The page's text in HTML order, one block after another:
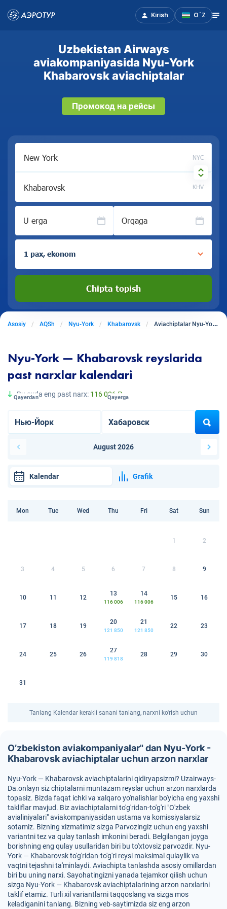
Kirish O`Z
Uzbekistan Airways
aviakompaniyasida Nyu-York
Khabarovsk aviachiptalar
Промокод на рейсы
NYC
KHV
U erga Orqaga
1 pax, ekonom
Chipta topish
Asosiy AQSh Nyu-York Khabarovsk Aviachiptalar Nyu-Yorkdan Khabarovskga
Nyu-York — Khabarovsk reyslarida
past narxlar kalendari
Bu oyda eng past narx: 116 006 ₽
Qayerdan Qayerga
August 2026
Kalendar Grafik
Mon Tue Wed Thu Fri Sat Sun
1 2
3 4 5 6 7 8 9
10 11 12
13
116 006
14
116 006
15 16
17 18 19
20
121 850
21
121 850
22 23
24 25 26
27
119 818
28 29 30
31
Tanlang Kalendar kerakli sanani tanlang, narxni ko'rish uchun
O’zbekiston aviakompaniyalar" dan Nyu-York -
Khabarovsk aviachiptalar uchun arzon narxlar
Nyu-York — Khabarovsk aviachiptalarini qidiryapsizmi? Uzairways-
Da.onlayn siz chiptalarni muntazam reyslar uchun arzon narxlarda
topasiz. Bizda faqat ichki va xalqaro yo'nalishlar bo'yicha eng yaxshi
takliflar mavjud. Biz aviachiptalarni to'g'ridan-to'g'ri "O'zbek
avialiniyalari" aviakompaniyasidan ustama va komissiyalarsiz
sotamiz. Bizning xizmatimiz sizga Parvozingiz uchun eng yaxshi
variantni tez va qulay tanlash imkonini beradi. Belgilangan joyga
borishning eng qulay usullaridan biri bu to'xtovsiz parvozdir. Nyu-
York — Khabarovsk to'g'ridan-to'g'ri reysi maksimal qulaylik va
vaqtni tejashni ta'minlaydi. Aviachipta tanlashda asosiy omillardan
biri bu uning narxi. Sayohatingizni yanada tejamkor qilish uchun
sizga Nyu-York — Khabarovsk aviachiptalarining arzon narxlarini
taklif etamiz. Turli xil variantlarni taqqoslang va sizga mos
keladiganini tanlang. Bizning veb-saytimizda siz eng arzon